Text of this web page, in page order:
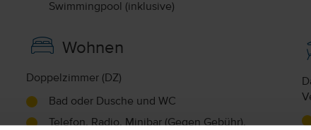
Swimmingpool (inklusive)
Wohnen
Doppelzimmer (DZ)
Bad oder Dusche und WC
Telefon, Radio, Minibar (Gegen Gebühr),